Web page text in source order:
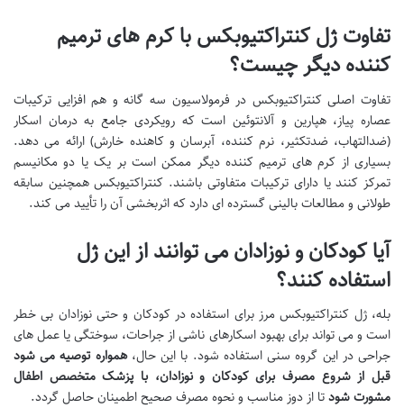
تفاوت ژل کنتراکتیوبکس با کرم های ترمیم
کننده دیگر چیست؟
تفاوت اصلی کنتراکتیوبکس در فرمولاسیون سه گانه و هم افزایی ترکیبات
عصاره پیاز، هپارین و آلانتوئین است که رویکردی جامع به درمان اسکار
(ضدالتهاب، ضدتکثیر، نرم کننده، آبرسان و کاهنده خارش) ارائه می دهد.
بسیاری از کرم های ترمیم کننده دیگر ممکن است بر یک یا دو مکانیسم
تمرکز کنند یا دارای ترکیبات متفاوتی باشند. کنتراکتیوبکس همچنین سابقه
طولانی و مطالعات بالینی گسترده ای دارد که اثربخشی آن را تأیید می کند.
آیا کودکان و نوزادان می توانند از این ژل
استفاده کنند؟
بله، ژل کنتراکتیوبکس مرز برای استفاده در کودکان و حتی نوزادان بی خطر
است و می تواند برای بهبود اسکارهای ناشی از جراحات، سوختگی یا عمل های
جراحی در این گروه سنی استفاده شود. با این حال،همواره توصیه می شود
قبل از شروع مصرف برای کودکان و نوزادان، با پزشک متخصص اطفال
مشورت شودتا از دوز مناسب و نحوه مصرف صحیح اطمینان حاصل گردد.